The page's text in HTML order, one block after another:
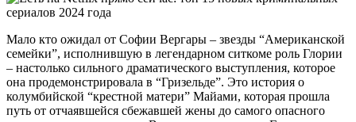
Мало кто ожидал от Софии Вергары – звезды “Американской
семейки”, исполнившую в легендарном ситкоме роль Глории
– настолько сильного драматического выступления, которое
она продемонстрировала в “Гризельде”. Это история о
колумбийской “крестной матери” Майами, которая прошла
путь от отчаявшейся сбежавшей жены до самого опасного